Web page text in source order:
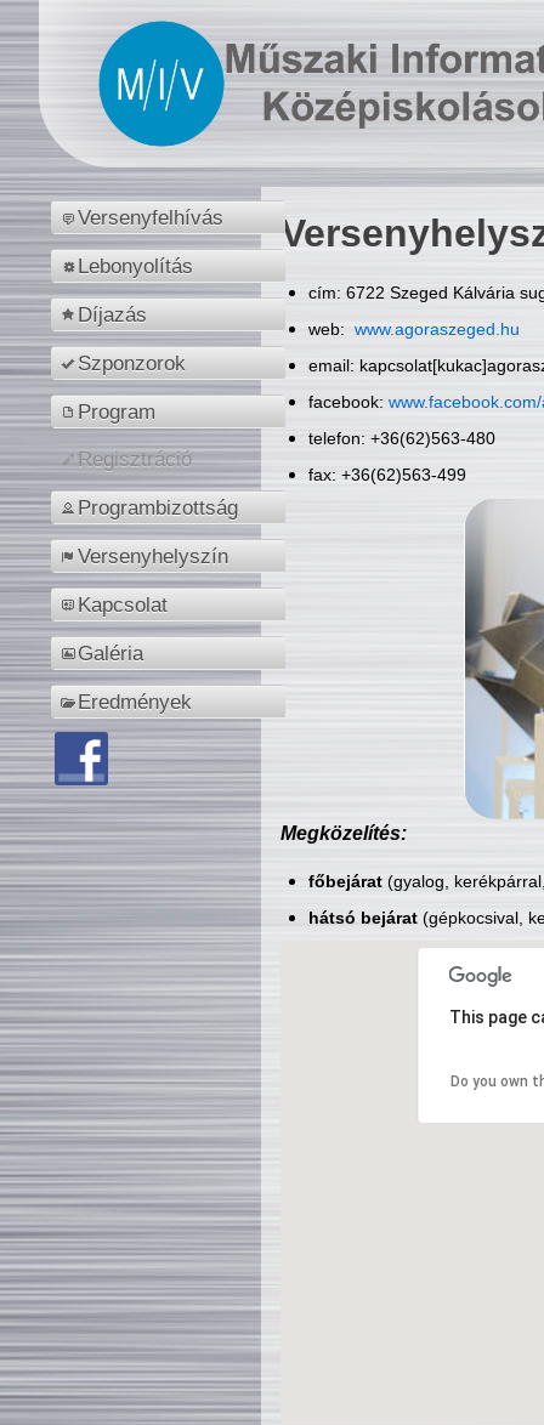
Versenyfelhívás
Lebonyolítás
Díjazás
Szponzorok
Program
Regisztráció
Programbizottság
Versenyhelyszín
Kapcsolat
Galéria
Eredmények
cím: 6722 Szeged Kálvária
web: www.agoraszeged.hu
email:
facebook:
telefon: +36(62)563-480
fax: +36(62)563-499
Megközelítés:
főbejárat(gyalog,
hátsó bejárat(gépkocsival,
This page
Do you own